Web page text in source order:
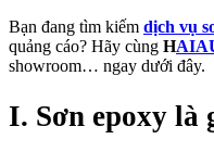
Bạn đang tìm kiếm dịch vụ
quảng cáo? Hãy cùng H
showroom… ngay dưới đây.
I. Sơn epoxy là